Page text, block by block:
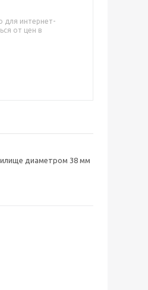
для интернет-
от цен в
диаметром 38 мм